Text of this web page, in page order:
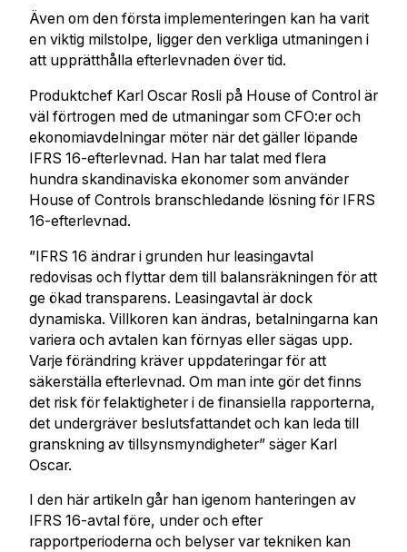
Även om den första implementeringen kan ha varit
en viktig milstolpe, ligger den verkliga utmaningen i
att upprätthålla efterlevnaden över tid.
Produktchef Karl Oscar Rosli på House of Control är
väl förtrogen med de utmaningar som CFO:er och
ekonomiavdelningar möter när det gäller löpande
IFRS 16-efterlevnad. Han har talat med flera
hundra skandinaviska ekonomer som använder
House of Controls branschledande lösning för IFRS
16-efterlevnad.
”IFRS 16 ändrar i grunden hur leasingavtal
redovisas och flyttar dem till balansräkningen för att
ge ökad transparens. Leasingavtal är dock
dynamiska. Villkoren kan ändras, betalningarna kan
variera och avtalen kan förnyas eller sägas upp.
Varje förändring kräver uppdateringar för att
säkerställa efterlevnad. Om man inte gör det finns
det risk för felaktigheter i de finansiella rapporterna,
det undergräver beslutsfattandet och kan leda till
granskning av tillsynsmyndigheter” säger Karl
Oscar.
I den här artikeln går han igenom hanteringen av
IFRS 16-avtal före, under och efter
rapportperioderna och belyser var tekniken kan